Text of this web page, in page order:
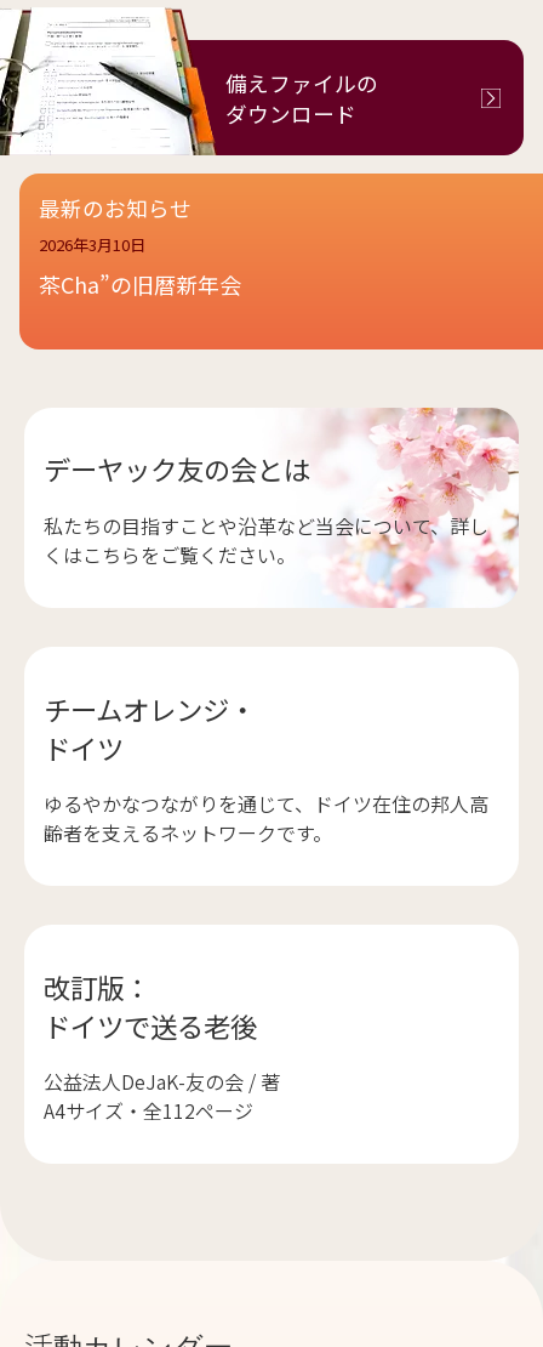
備えファイルの
ダウンロード
最新のお知らせ
2026年3月10日
茶Cha”の旧暦新年会
デーヤック友の会とは
私たちの目指すことや沿革など当会について、詳し
くはこちらをご覧ください。
チームオレンジ・
ドイツ
ゆるやかなつながりを通じて、ドイツ在住の邦人高
齢者を支えるネットワークです。
改訂版：
ドイツで送る老後
公益法人DeJaK-友の会 / 著
A4サイズ・全112ページ